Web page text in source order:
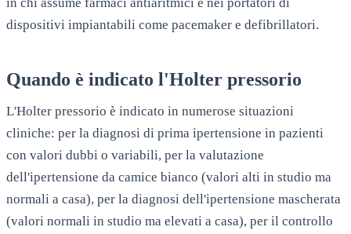
dispositivi impiantabili come pacemaker e defibrillatori.
Quando è indicato l'Holter pressorio
L'Holter pressorio è indicato in numerose situazioni
cliniche: per la diagnosi di prima ipertensione in pazienti
con valori dubbi o variabili, per la valutazione
dell'ipertensione da camice bianco (valori alti in studio ma
normali a casa), per la diagnosi dell'ipertensione mascherata
(valori normali in studio ma elevati a casa), per il controllo